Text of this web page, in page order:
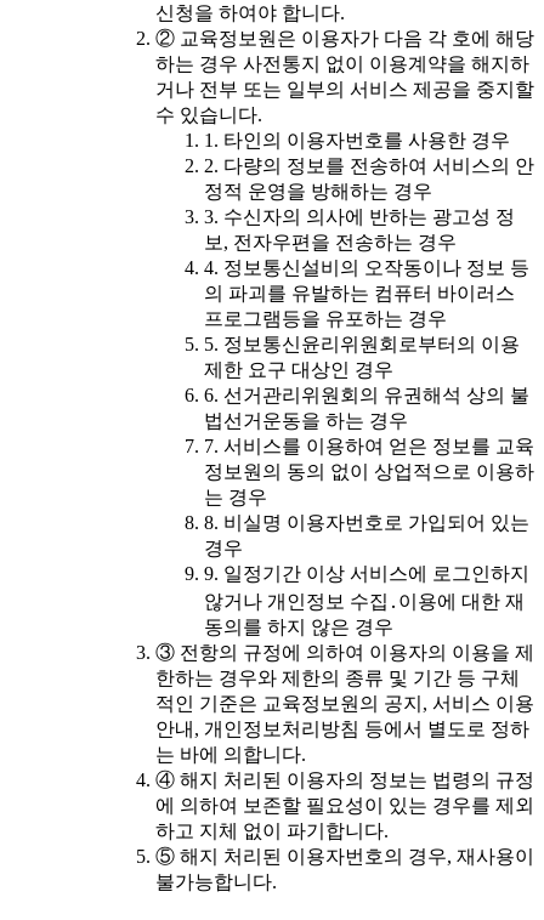
신청을 하여야 합니다.
② 교육정보원은 이용자가 다음 각 호에 해당
하는 경우 사전통지 없이 이용계약을 해지하
거나 전부 또는 일부의 서비스 제공을 중지할
수 있습니다.
1. 타인의 이용자번호를 사용한 경우
2. 다량의 정보를 전송하여 서비스의 안
정적 운영을 방해하는 경우
3. 수신자의 의사에 반하는 광고성 정
보, 전자우편을 전송하는 경우
4. 정보통신설비의 오작동이나 정보 등
의 파괴를 유발하는 컴퓨터 바이러스
프로그램등을 유포하는 경우
5. 정보통신윤리위원회로부터의 이용
제한 요구 대상인 경우
6. 선거관리위원회의 유권해석 상의 불
법선거운동을 하는 경우
7. 서비스를 이용하여 얻은 정보를 교육
정보원의 동의 없이 상업적으로 이용하
는 경우
8. 비실명 이용자번호로 가입되어 있는
경우
9. 일정기간 이상 서비스에 로그인하지
않거나 개인정보 수집․이용에 대한 재
동의를 하지 않은 경우
③ 전항의 규정에 의하여 이용자의 이용을 제
한하는 경우와 제한의 종류 및 기간 등 구체
적인 기준은 교육정보원의 공지, 서비스 이용
안내, 개인정보처리방침 등에서 별도로 정하
는 바에 의합니다.
④ 해지 처리된 이용자의 정보는 법령의 규정
에 의하여 보존할 필요성이 있는 경우를 제외
하고 지체 없이 파기합니다.
⑤ 해지 처리된 이용자번호의 경우, 재사용이
불가능합니다.